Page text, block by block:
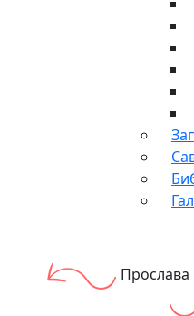
Прослава